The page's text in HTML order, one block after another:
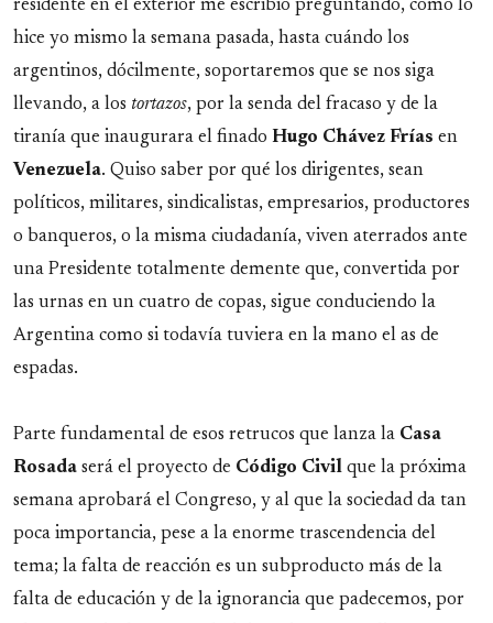
residente en el exterior me escribió preguntando, como lo
hice yo mismo la semana pasada, hasta cuándo los
argentinos, dócilmente, soportaremos que se nos siga
llevando, a los tortazos, por la senda del fracaso y de la
tiranía que inaugurara el finado Hugo Chávez Frías en
Venezuela. Quiso saber por qué los dirigentes, sean
políticos, militares, sindicalistas, empresarios, productores
o banqueros, o la misma ciudadanía, viven aterrados ante
una Presidente totalmente demente que, convertida por
las urnas en un cuatro de copas, sigue conduciendo la
Argentina como si todavía tuviera en la mano el as de
espadas.
Parte fundamental de esos retrucos que lanza la Casa
Rosada será el proyecto de Código Civil que la próxima
semana aprobará el Congreso, y al que la sociedad da tan
poca importancia, pese a la enorme trascendencia del
tema; la falta de reacción es un subproducto más de la
falta de educación y de la ignorancia que padecemos, por